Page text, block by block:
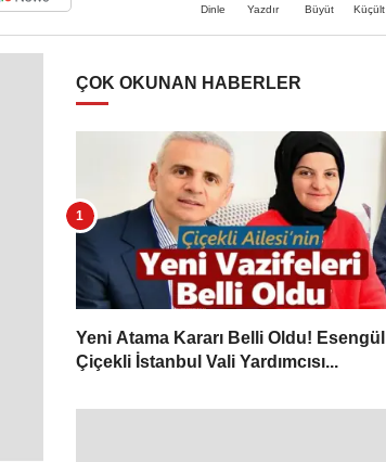
Dinle Yazdır Büyüt Küçült
ÇOK OKUNAN HABERLER
Yeni Atama Kararı Belli Oldu! Esengül
Çiçekli İstanbul Vali Yardımcısı...